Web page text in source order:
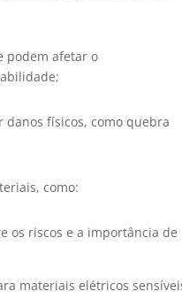
podem afetar o
físicos, como quebra
como:
os riscos e a importância de